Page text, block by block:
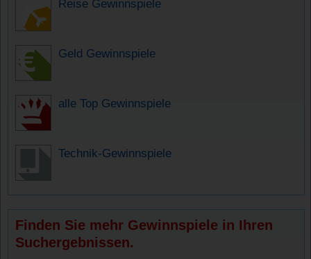
Reise Gewinnspiele
Geld Gewinnspiele
alle Top Gewinnspiele
Technik-Gewinnspiele
Finden Sie mehr Gewinnspiele in Ihren
Suchergebnissen.